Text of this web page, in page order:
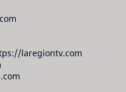
laregiontv.com